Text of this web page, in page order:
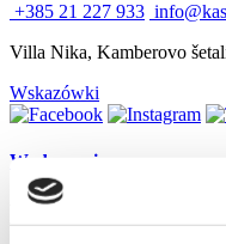
+385 21 227 933
Villa Nika, Kamberovo
Wskazówki
Wydarzenia
Klapa evening